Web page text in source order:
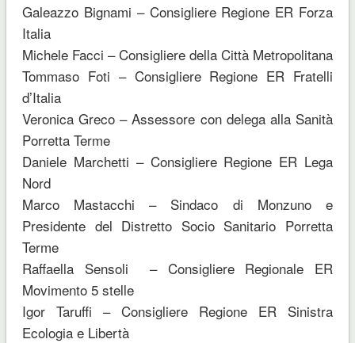
Galeazzo Bignami – Consigliere Regione ER Forza
Italia
Michele Facci – Consigliere della Città Metropolitana
Tommaso Foti – Consigliere Regione ER Fratelli
d’Italia
Veronica Greco – Assessore con delega alla Sanità
Porretta Terme
Daniele Marchetti – Consigliere Regione ER Lega
Nord
Marco Mastacchi – Sindaco di Monzuno e
Presidente del Distretto Socio Sanitario Porretta
Terme
Raffaella Sensoli – Consigliere Regionale ER
Movimento 5 stelle
Igor Taruffi – Consigliere Regione ER Sinistra
Ecologia e Libertà